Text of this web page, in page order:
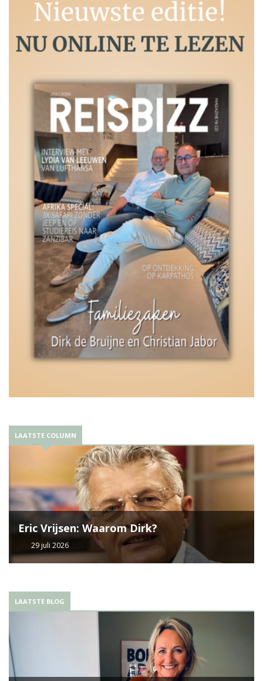
LAATSTE COLUMN
Eric Vrijsen: Waarom Dirk?
29 juli 2026
LAATSTE BLOG